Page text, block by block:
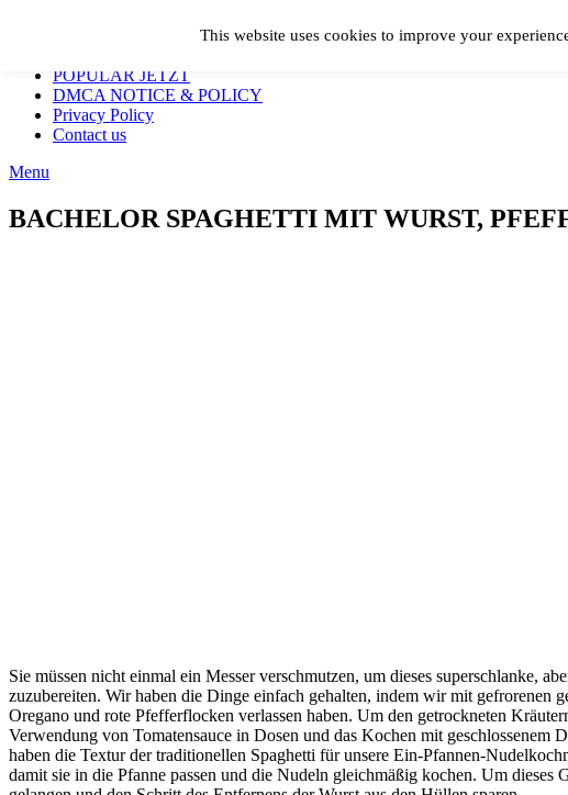
POPULAR JETZT
DMCA NOTICE & POLICY
Privacy Policy
Contact us
Menu
BACHELOR SPAGHETTI MIT WURST,
Sie müssen nicht einmal ein Messer verschmutzen, um dieses superschlanke,
zuzubereiten. Wir haben die Dinge einfach gehalten, indem wir mit gefrorenen
Oregano und rote Pfefferflocken verlassen haben. Um den getrockneten
Verwendung von Tomatensauce in Dosen und das Kochen mit
haben die Textur der traditionellen Spaghetti für unsere Ein-Pfannen-
damit sie in die Pfanne passen und die Nudeln gleichmäßig kochen. Um
This website uses cookies to improve your